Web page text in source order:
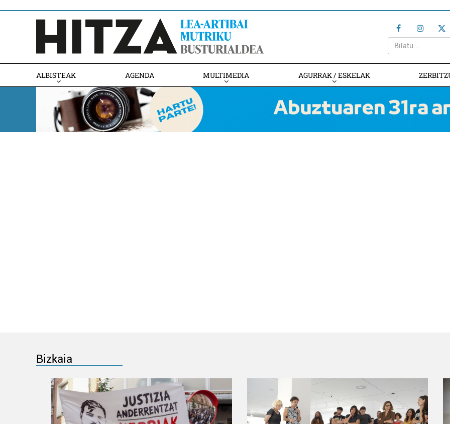
ALBISTEAK AGENDA MULTIMEDIA AGURRAK / ESKELAK
Bizkaia